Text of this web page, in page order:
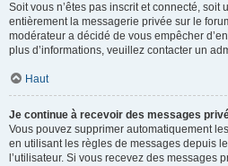
Soit vous n’êtes pas inscrit et connecté, soit
entièrement la messagerie privée sur le
modérateur a décidé de vous empêcher
plus d’informations, veuillez contacter un
Haut
Je continue à recevoir des messages
Vous pouvez supprimer automatiquement
en utilisant les règles de messages depuis
l’utilisateur. Si vous recevez des messages